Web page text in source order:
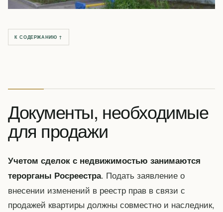
К СОДЕРЖАНИЮ ↑
Документы, необходимые
для продажи
Учетом сделок с недвижимостью занимаются
терорганы Росреестра. Подать заявление о
внесении изменений в реестр прав в связи с
продажей квартиры должны совместно и наследник,